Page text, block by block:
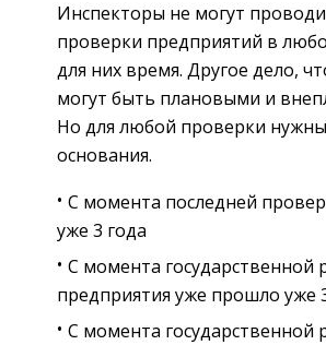
Инспекторы не могут
проверки предприятий в
для них время. Другое дело,
могут быть плановыми и
Но для любой проверки
основания.
С момента последней
уже 3 года
С момента государственной
предприятия уже прошло уже
С момента государственной